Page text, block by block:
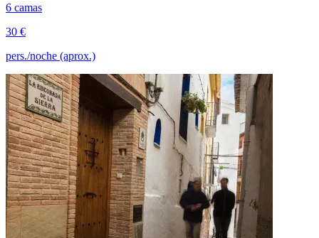
6 camas
30 €
pers./noche (aprox.)